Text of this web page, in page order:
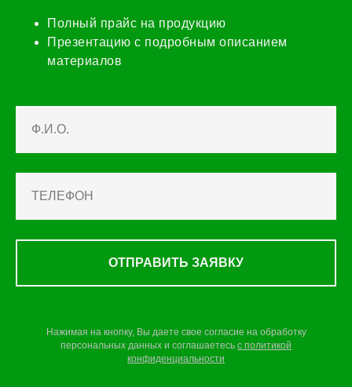
Полный прайс на продукцию
Презентацию с подробным описанием
материалов
ОТПРАВИТЬ ЗАЯВКУ
Нажимая на кнопку, Вы даете свое согласие на обработку
персональных данных и соглашаетесь c политикой
конфиденциальности